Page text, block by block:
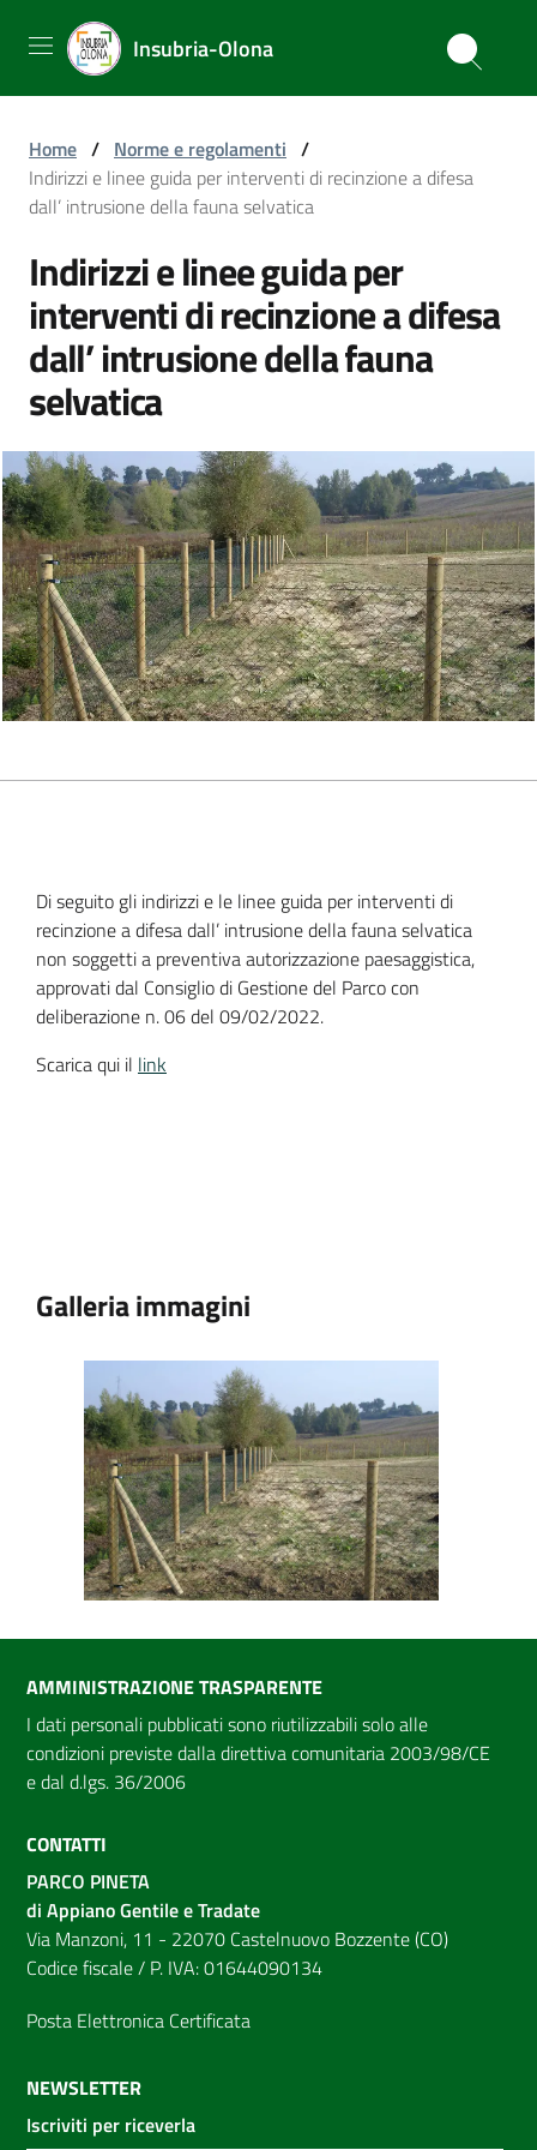
Insubria-Olona
Home / Norme e regolamenti /
Indirizzi e linee guida per interventi di recinzione a difesa
dall’ intrusione della fauna selvatica
Indirizzi e linee guida per
interventi di recinzione a difesa
dall’ intrusione della fauna
selvatica
Di seguito gli indirizzi e le linee guida per interventi di
recinzione a difesa dall’ intrusione della fauna selvatica
non soggetti a preventiva autorizzazione paesaggistica,
approvati dal Consiglio di Gestione del Parco con
deliberazione n. 06 del 09/02/2022.
Scarica qui il link
Galleria immagini
AMMINISTRAZIONE TRASPARENTE
I dati personali pubblicati sono riutilizzabili solo alle
condizioni previste dalla direttiva comunitaria 2003/98/CE
e dal d.lgs. 36/2006
CONTATTI
PARCO PINETA
di Appiano Gentile e Tradate
Via Manzoni, 11 - 22070 Castelnuovo Bozzente (CO)
Codice fiscale / P. IVA: 01644090134
Posta Elettronica Certificata
NEWSLETTER
Iscriviti per riceverla